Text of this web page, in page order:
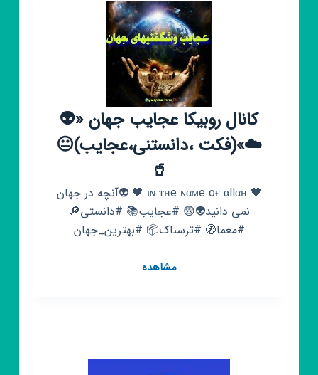
👽
فکت
😈
داستان
ترسناک▶️
تئوری
👀
کانال روبیکا عجایب جهان «👽
☁️»(فکت ،دانستنی،عجایب)😐
🥤
🖤 ιɴ тнe ɴαмe oғ αllαн 🖤 👽آنچه در جهان
نمی دانید👽😨 #عجایب📚 #دانستی🔎
#معما🚷 #ترسناک📦 #بهترین_جهان
مشاهدهکانال